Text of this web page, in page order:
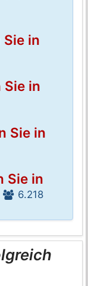
in
Sie in
Sie in
Sie in
6.218